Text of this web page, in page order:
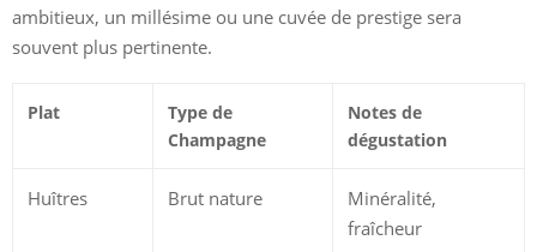
ambitieux, un millésime ou une cuvée de prestige sera
souvent plus pertinente.
Plat
Type de
Champagne
Notes de
dégustation
Huîtres Brut nature
Minéralité,
fraîcheur